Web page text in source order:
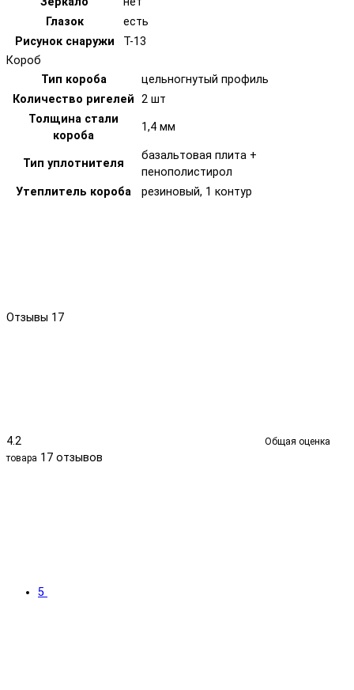
Глазок
есть
Рисунок снаружи
T-13
Короб
Тип короба
цельногнутый профиль
Количество ригелей 2 шт
Толщина стали
короба
1,4 мм
Тип уплотнителя
базальтовая плита +
пенополистирол
Утеплитель короба
резиновый, 1 контур
Отзывы 17
4.2
Общая оценка
товара 17 отзывов
5